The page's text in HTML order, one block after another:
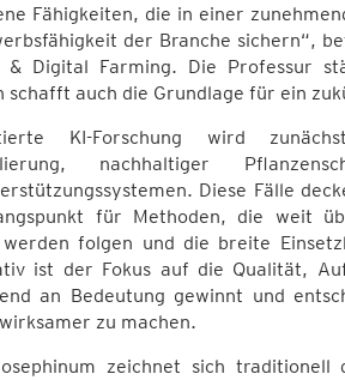
Fähigkeiten, die in einer
der Branche sichern“,
& Digital Farming. Die Professur
schafft auch die Grundlage für ein
KI-Forschung wird
nachhaltiger
Diese Fälle
für Methoden, die weit
werden folgen und die breite
ist der Fokus auf die Qualität,
an Bedeutung gewinnt und
zu machen.
zeichnet sich